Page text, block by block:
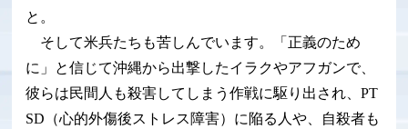
と。
そして米兵たちも苦しんでいます。「正義のため
に」と信じて沖縄から出撃したイラクやアフガンで、
彼らは民間人も殺害してしまう作戦に駆り出され、PT
SD（心的外傷後ストレス障害）に陥る人や、自殺者も